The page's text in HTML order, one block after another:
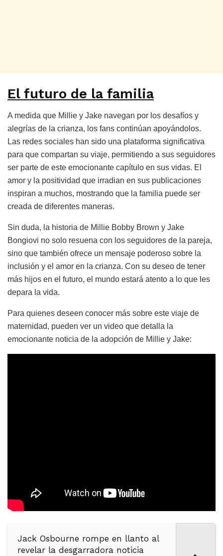
El futuro de la familia
A medida que Millie y Jake navegan por los desafíos y
alegrías de la crianza, los fans continúan apoyándolos.
Las redes sociales han sido una plataforma significativa
para que compartan su viaje, permitiendo a sus seguidores
ser parte de este emocionante capítulo en sus vidas. El
amor y la positividad que irradian en sus publicaciones
inspiran a muchos, mostrando que la familia puede ser
creada de diferentes maneras.
Sin duda, la historia de Millie Bobby Brown y Jake
Bongiovi no solo resuena con los seguidores de la pareja,
sino que también ofrece un mensaje poderoso sobre la
inclusión y el amor en la crianza. Con su deseo de tener
más hijos en el futuro, el mundo estará atento a lo que les
depara la vida.
Para quienes deseen conocer más sobre este viaje de
maternidad, pueden ver un video que detalla la
emocionante noticia de la adopción de Millie y Jake:
Jack Osbourne rompe en llanto al
revelar la desgarradora noticia